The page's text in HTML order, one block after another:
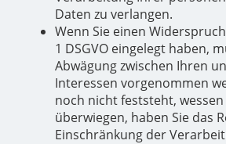
Daten zu verlangen.
Wenn Sie einen
1 DSGVO eingelegt haben,
Abwägung zwischen Ihren
Interessen vorgenommen
noch nicht feststeht,
überwiegen, haben Sie das
Einschränkung der